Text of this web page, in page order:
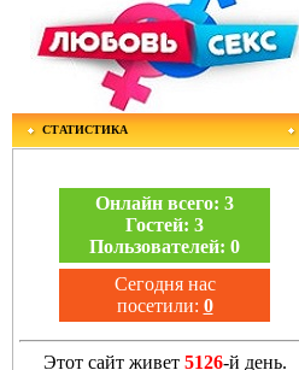
СТАТИСТИКА
Онлайн всего: 3
Гостей: 3
Пользователей: 0
Сегодня нас
посетили: 0
Этот сайт живет 5126-й день.